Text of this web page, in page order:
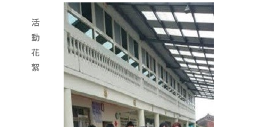
活
動
花
絮